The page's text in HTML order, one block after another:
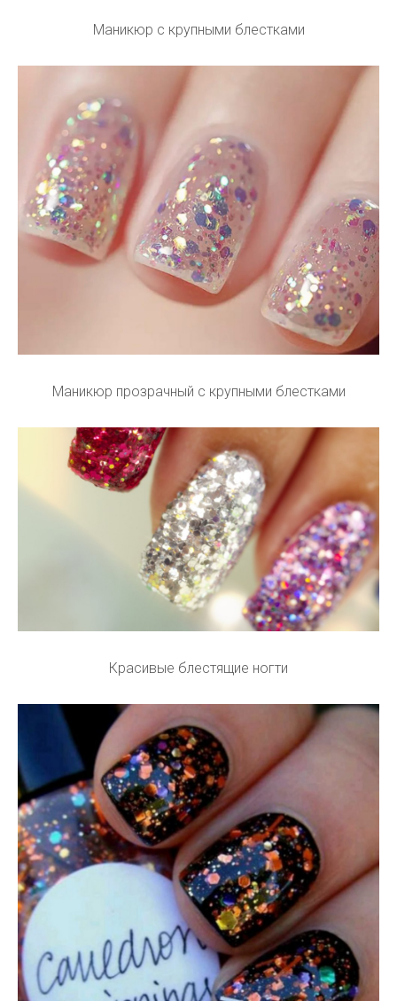
Маникюр с крупными блестками
Маникюр прозрачный с крупными блестками
Красивые блестящие ногти